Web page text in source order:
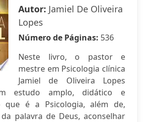
Autor: Jamiel De Oliveira
Lopes
Número de Páginas: 536
Neste livro, o pastor e
mestre em Psicologia clínica
Jamiel de Oliveira Lopes
estudo amplo, didático e
que é a Psicologia, além de,
palavra de Deus, aconselhar